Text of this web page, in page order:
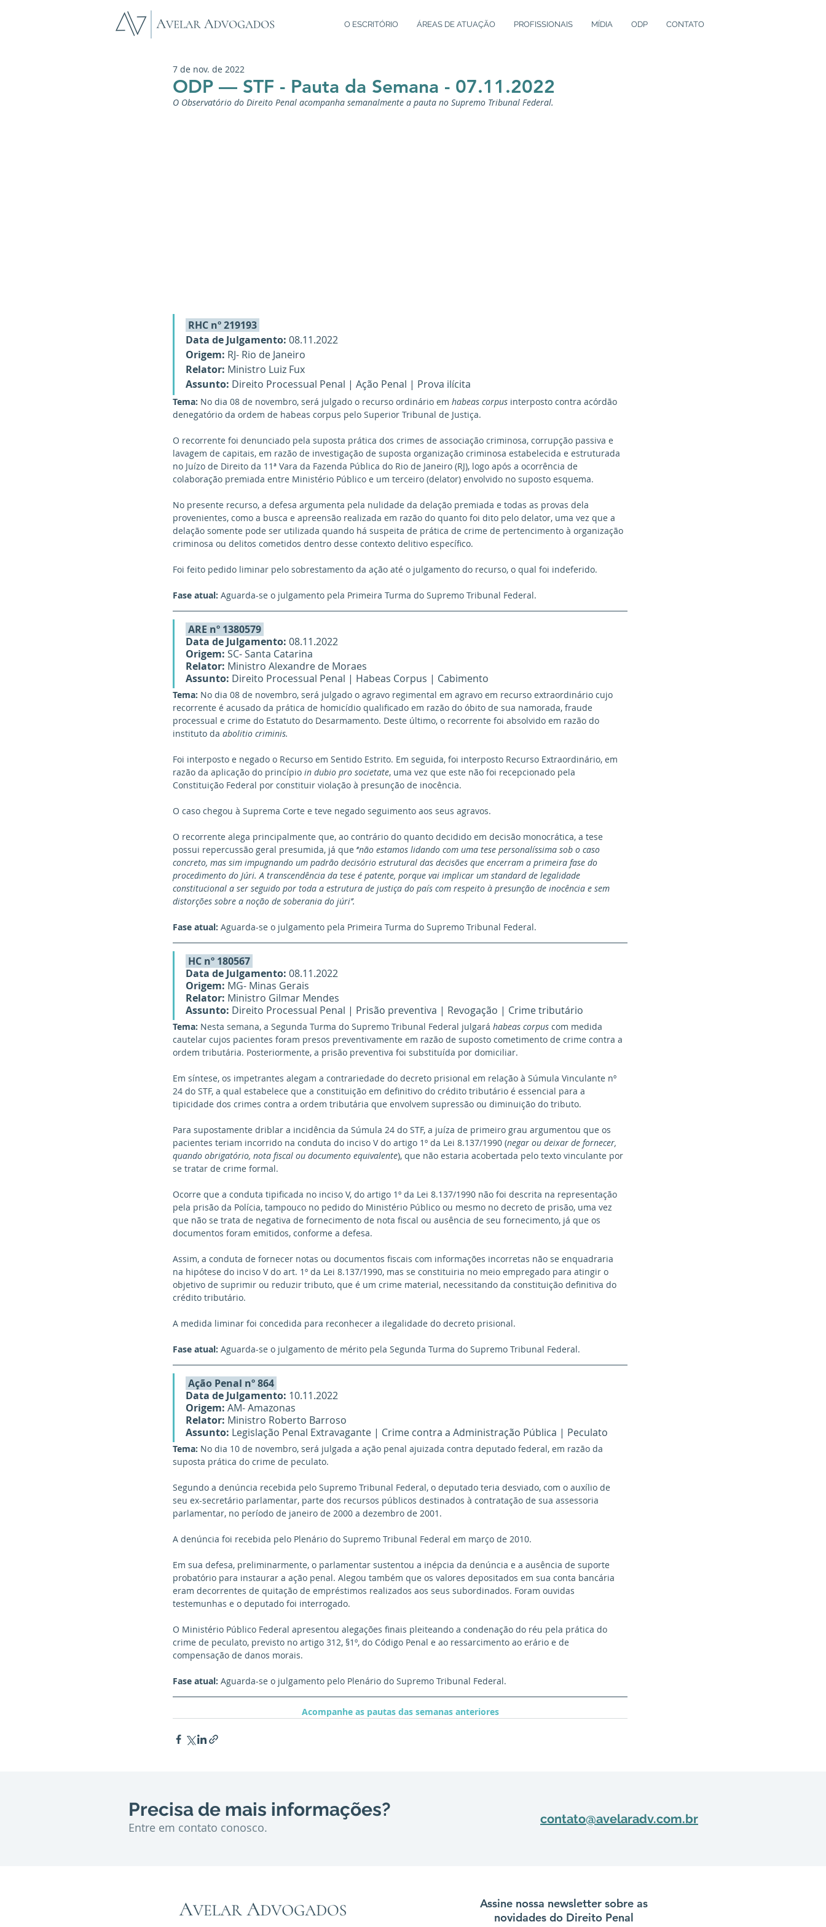
O ESCRITÓRIO ÁREAS DE ATUAÇÃO PROFISSIONAIS MÍDIA ODP CONTATO
ODP — STF - Pauta da Semana - 07.11.2022
7 de nov. de 2022
O Observatório do Direito Penal acompanha semanalmente a pauta no Supremo Tribunal Federal.
RHC nº 219193
Data de Julgamento: 08.11.2022
Origem: RJ- Rio de Janeiro
Relator: Ministro Luiz Fux
Assunto: Direito Processual Penal | Ação Penal | Prova ilícita
Tema: No dia 08 de novembro, será julgado o recurso ordinário em habeas corpus interposto contra acórdão
denegatório da ordem de habeas corpus pelo Superior Tribunal de Justiça.
O recorrente foi denunciado pela suposta prática dos crimes de associação criminosa, corrupção passiva e
lavagem de capitais, em razão de investigação de suposta organização criminosa estabelecida e estruturada
no Juízo de Direito da 11ª Vara da Fazenda Pública do Rio de Janeiro (RJ), logo após a ocorrência de
colaboração premiada entre Ministério Público e um terceiro (delator) envolvido no suposto esquema.
No presente recurso, a defesa argumenta pela nulidade da delação premiada e todas as provas dela
provenientes, como a busca e apreensão realizada em razão do quanto foi dito pelo delator, uma vez que a
delação somente pode ser utilizada quando há suspeita de prática de crime de pertencimento à organização
criminosa ou delitos cometidos dentro desse contexto delitivo específico.
Foi feito pedido liminar pelo sobrestamento da ação até o julgamento do recurso, o qual foi indeferido.
Fase atual: Aguarda-se o julgamento pela Primeira Turma do Supremo Tribunal Federal.
ARE nº 1380579
Data de Julgamento: 08.11.2022
Origem: SC- Santa Catarina
Relator: Ministro Alexandre de Moraes
Assunto: Direito Processual Penal | Habeas Corpus | Cabimento
Tema: No dia 08 de novembro, será julgado o agravo regimental em agravo em recurso extraordinário cujo
recorrente é acusado da prática de homicídio qualificado em razão do óbito de sua namorada, fraude
processual e crime do Estatuto do Desarmamento. Deste último, o recorrente foi absolvido em razão do
instituto da abolitio criminis.
Foi interposto e negado o Recurso em Sentido Estrito. Em seguida, foi interposto Recurso Extraordinário, em
razão da aplicação do princípio in dubio pro societate, uma vez que este não foi recepcionado pela
Constituição Federal por constituir violação à presunção de inocência.
O caso chegou à Suprema Corte e teve negado seguimento aos seus agravos.
O recorrente alega principalmente que, ao contrário do quanto decidido em decisão monocrática, a tese
possui repercussão geral presumida, já que ‘’não estamos lidando com uma tese personalíssima sob o caso
concreto, mas sim impugnando um padrão decisório estrutural das decisões que encerram a primeira fase do
procedimento do Júri. A transcendência da tese é patente, porque vai implicar um standard de legalidade
constitucional a ser seguido por toda a estrutura de justiça do país com respeito à presunção de inocência e sem
distorções sobre a noção de soberania do júri’’.
Fase atual: Aguarda-se o julgamento pela Primeira Turma do Supremo Tribunal Federal.
HC nº 180567
Data de Julgamento: 08.11.2022
Origem: MG- Minas Gerais
Relator: Ministro Gilmar Mendes
Assunto: Direito Processual Penal | Prisão preventiva | Revogação | Crime tributário
Tema: Nesta semana, a Segunda Turma do Supremo Tribunal Federal julgará habeas corpus com medida
cautelar cujos pacientes foram presos preventivamente em razão de suposto cometimento de crime contra a
ordem tributária. Posteriormente, a prisão preventiva foi substituída por domiciliar.
Em síntese, os impetrantes alegam a contrariedade do decreto prisional em relação à Súmula Vinculante nº
24 do STF, a qual estabelece que a constituição em definitivo do crédito tributário é essencial para a
tipicidade dos crimes contra a ordem tributária que envolvem supressão ou diminuição do tributo.
Para supostamente driblar a incidência da Súmula 24 do STF, a juíza de primeiro grau argumentou que os
pacientes teriam incorrido na conduta do inciso V do artigo 1º da Lei 8.137/1990 (negar ou deixar de fornecer,
quando obrigatório, nota fiscal ou documento equivalente), que não estaria acobertada pelo texto vinculante por
se tratar de crime formal.
Ocorre que a conduta tipificada no inciso V, do artigo 1º da Lei 8.137/1990 não foi descrita na representação
pela prisão da Polícia, tampouco no pedido do Ministério Público ou mesmo no decreto de prisão, uma vez
que não se trata de negativa de fornecimento de nota fiscal ou ausência de seu fornecimento, já que os
documentos foram emitidos, conforme a defesa.
Assim, a conduta de fornecer notas ou documentos fiscais com informações incorretas não se enquadraria
na hipótese do inciso V do art. 1º da Lei 8.137/1990, mas se constituiria no meio empregado para atingir o
objetivo de suprimir ou reduzir tributo, que é um crime material, necessitando da constituição definitiva do
crédito tributário.
A medida liminar foi concedida para reconhecer a ilegalidade do decreto prisional.
Fase atual: Aguarda-se o julgamento de mérito pela Segunda Turma do Supremo Tribunal Federal.
Ação Penal nº 864
Data de Julgamento: 10.11.2022
Origem: AM- Amazonas
Relator: Ministro Roberto Barroso
Assunto: Legislação Penal Extravagante | Crime contra a Administração Pública | Peculato
Tema: No dia 10 de novembro, será julgada a ação penal ajuizada contra deputado federal, em razão da
suposta prática do crime de peculato.
Segundo a denúncia recebida pelo Supremo Tribunal Federal, o deputado teria desviado, com o auxílio de
seu ex-secretário parlamentar, parte dos recursos públicos destinados à contratação de sua assessoria
parlamentar, no período de janeiro de 2000 a dezembro de 2001.
A denúncia foi recebida pelo Plenário do Supremo Tribunal Federal em março de 2010.
Em sua defesa, preliminarmente, o parlamentar sustentou a inépcia da denúncia e a ausência de suporte
probatório para instaurar a ação penal. Alegou também que os valores depositados em sua conta bancária
eram decorrentes de quitação de empréstimos realizados aos seus subordinados. Foram ouvidas
testemunhas e o deputado foi interrogado.
O Ministério Público Federal apresentou alegações finais pleiteando a condenação do réu pela prática do
crime de peculato, previsto no artigo 312, §1º, do Código Penal e ao ressarcimento ao erário e de
compensação de danos morais.
Fase atual: Aguarda-se o julgamento pelo Plenário do Supremo Tribunal Federal.
Acompanhe as pautas das semanas anteriores
Precisa de mais informações?
Entre em contato conosco.
contato@avelaradv.com.br
Assine nossa newsletter sobre as
novidades do Direito Penal